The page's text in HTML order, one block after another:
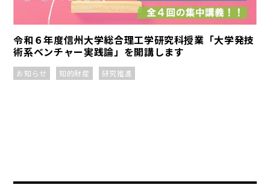
令和６年度信州大学総合理工学研究科授業「大学発技
術系ベンチャー実践論」を開講します
お知らせ 知的財産 研究推進